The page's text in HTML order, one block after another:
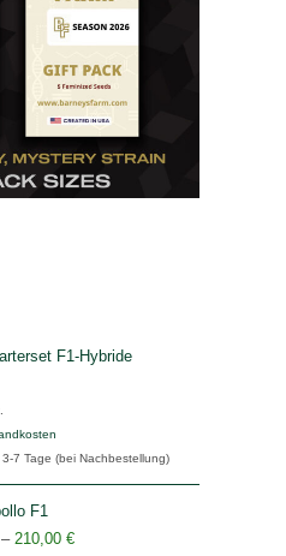
F1-Hybride
3-7 Tage (bei Nachbestellung)
F1
– 210,00 €